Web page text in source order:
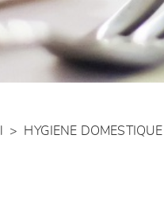
> HYGIENE DOMESTIQUE